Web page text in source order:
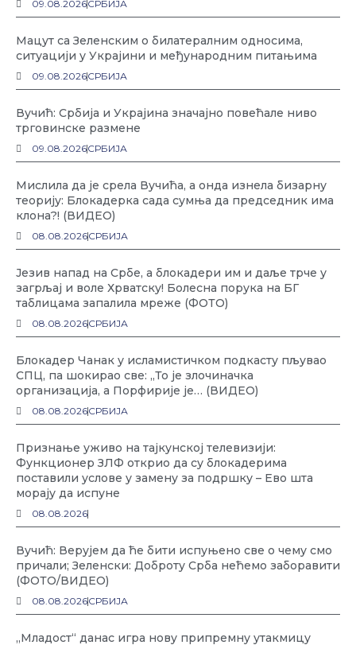
09.08.2026СРБИЈА
Мацут са Зеленским о билатералним односима,
ситуацији у Украјини и међународним питањима
09.08.2026СРБИЈА
Вучић: Србија и Украјина значајно повећале ниво
трговинске размене
09.08.2026СРБИЈА
Мислила да је срела Вучића, а онда изнела бизарну
теорију: Блокадерка сада сумња да председник има
клона?! (ВИДЕО)
08.08.2026СРБИЈА
Језив напад на Србе, а блокадери им и даље трче у
загрљај и воле Хрватску! Болесна порука на БГ
таблицама запалила мреже (ФОТО)
08.08.2026СРБИЈА
Блокадер Чанак у исламистичком подкасту пљувао
СПЦ, па шокирао све: „То је злочиначка
организација, а Порфирије је… (ВИДЕО)
08.08.2026СРБИЈА
Признање уживо на тајкунској телевизији:
Функционер ЗЛФ открио да су блокадерима
поставили услове у замену за подршку – Ево шта
морају да испуне
08.08.2026
Вучић: Верујем да ће бити испуњено све о чему смо
причали; Зеленски: Доброту Срба нећемо заборавити
(ФОТО/ВИДЕО)
08.08.2026СРБИЈА
„Младост“ данас игра нову припремну утакмицу